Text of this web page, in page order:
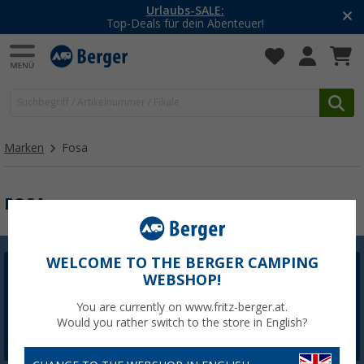
Urlaubs-SALE:
Top-Deals für dein Abenteuer!
Marken Fosa
FOSA
Berger Newsletter
5,- € Willkommensgutschein sichern
WELCOME TO THE BERGER CAMPING
WEBSHOP!
You are currently on www.fritz-berger.at.
Would you rather switch to the store in English?